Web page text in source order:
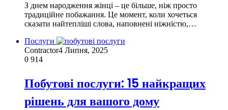
З днем народження жінці – це більше, ніж просто
традиційне побажання. Це момент, коли хочеться
сказати найтепліші слова, наповнені ніжністю,…
Послуги
Contractor4 Липня, 2025
0 914
Побутові послуги: 15 найкращих
рішень для вашого дому